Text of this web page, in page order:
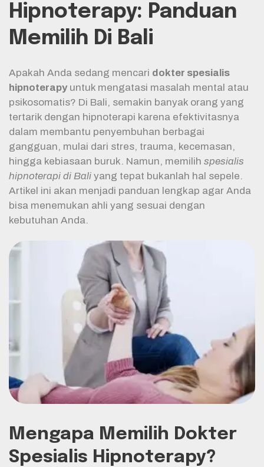
Hipnoterapy: Panduan
Memilih Di Bali
Apakah Anda sedang mencari dokter spesialis
hipnoterapyuntuk mengatasi masalah mental atau
psikosomatis? Di Bali, semakin banyak orang yang
tertarik dengan hipnoterapi karena efektivitasnya
dalam membantu penyembuhan berbagai
gangguan, mulai dari stres, trauma, kecemasan,
hingga kebiasaan buruk. Namun, memilih spesialis
hipnoterapi di Bali yang tepat bukanlah hal sepele.
Artikel ini akan menjadi panduan lengkap agar Anda
bisa menemukan ahli yang sesuai dengan
kebutuhan Anda.
Mengapa Memilih Dokter
Spesialis Hipnoterapy?